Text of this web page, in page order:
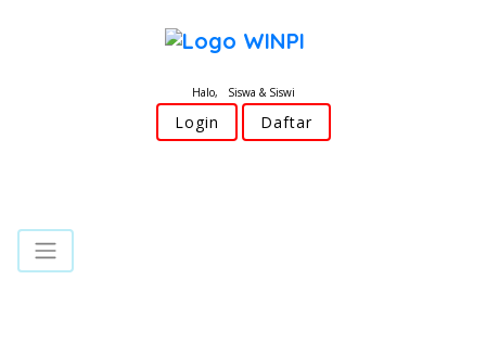
Halo, Siswa & Siswi
Login Daftar